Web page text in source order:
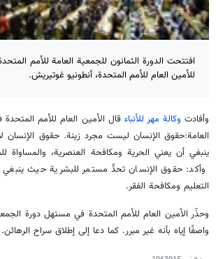
افتتحت الدورة الثمانون للجمعية العامة للأمم
للأمين العام للأمم المتحدة، أنطونيو غوتيريش.
وأفادت وكالة مهر للأنباء قال الأمين العام للأمم
العامة:حقوق الإنسان ليست مجرد زينة. حقوق الإنسان
ينبغي أن يعني الحرية ومكافحة العنصرية، والمساواة
وأكد: حقوق الإنسان تحدٍّ مستمر للبشرية حيث ينبغي
التعليم ومكافحة الفقر.
وحذّر الأمين العام للأمم المتحدة في مستهل دورة
واصفًا إياه بأنه غير مبرر. كما دعا إلى إطلاق سراح الرهائن.